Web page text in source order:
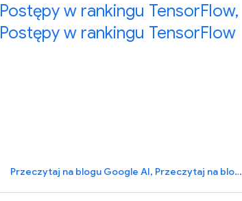
Postępy w rankingu TensorFlow,
Postępy w rankingu TensorFlow
Przeczytaj na blogu Google AI, Przeczytaj na blogu Google AI